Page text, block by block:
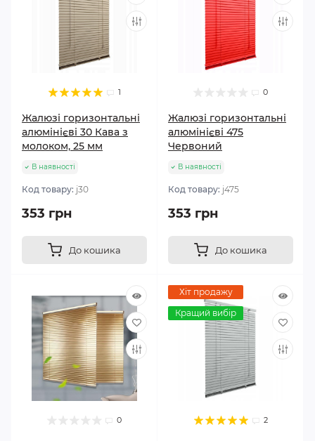
1
Жалюзі горизонтальні
алюмінієві 30 Кава з
молоком, 25 мм
В наявності
Код товару: j30
353 грн
До кошика
0
Жалюзі горизонтальні
алюмінієві 475
Червоний
В наявності
Код товару: j475
353 грн
До кошика
0
Хіт продажу
Кращий вибір
2